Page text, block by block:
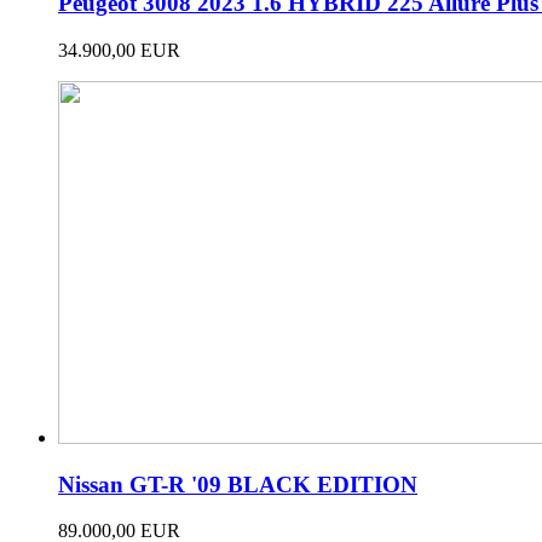
34.900,00 EUR
Nissan GT-R '09 BLACK EDITION
89.000,00 EUR